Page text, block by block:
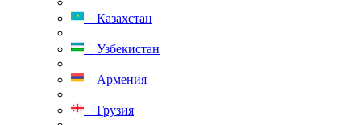
Казахстан
Узбекистан
Армения
Грузия